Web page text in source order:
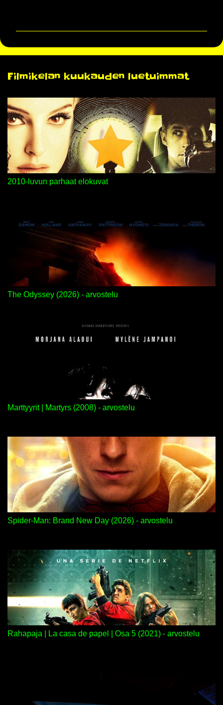
e
i
t
Filmikelan kuukauden luetuimmat
2010-luvun parhaat elokuvat
The Odyssey (2026) - arvostelu
Marttyyrit | Martyrs (2008) - arvostelu
Spider-Man: Brand New Day (2026) - arvostelu
Rahapaja | La casa de papel | Osa 5 (2021) - arvostelu